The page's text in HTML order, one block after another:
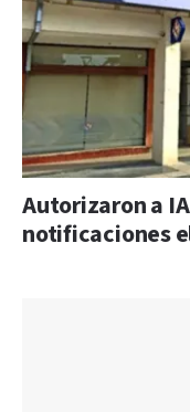
Autorizaron a
notificaciones